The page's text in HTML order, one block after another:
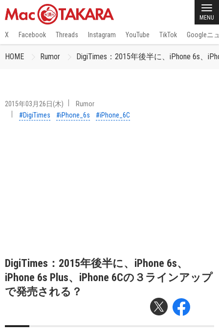
MENU
X Facebook Threads Instagram YouTube TikTok Googleニ
HOME Rumor DigiTimes：2015年後半に、iPhone 6s、
2015年03月26日(木)
Rumor
#DigiTimes
#iPhone_6s #iPhone_6C
DigiTimes：2015年後半に、iPhone 6s、
iPhone 6s Plus、iPhone 6Cの３ラインアップ
で発売される？